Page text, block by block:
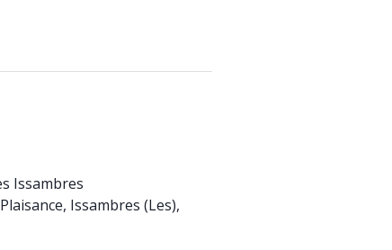
Issambres
Issambres (Les),